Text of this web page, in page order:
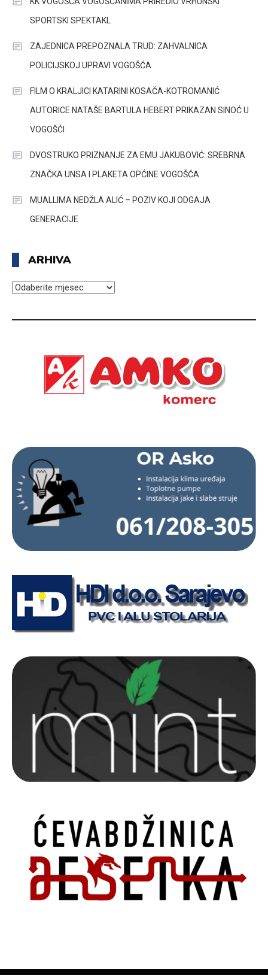
SPORTSKI SPEKTAKL
ZAJEDNICA PREPOZNALA TRUD: ZAHVALNICA
POLICIJSKOJ UPRAVI VOGOŠĆA
FILM O KRALJICI KATARINI KOSAČA-KOTROMANIĆ
AUTORICE NATAŠE BARTULA HEBERT PRIKAZAN SINOĆ U
VOGOŠĆI
DVOSTRUKO PRIZNANJE ZA EMU JAKUBOVIĆ: SREBRNA
ZNAČKA UNSA I PLAKETA OPĆINE VOGOŠĆA
MUALLIMA NEDŽLA ALIĆ – POZIV KOJI ODGAJA
GENERACIJE
ARHIVA
ARHIVA